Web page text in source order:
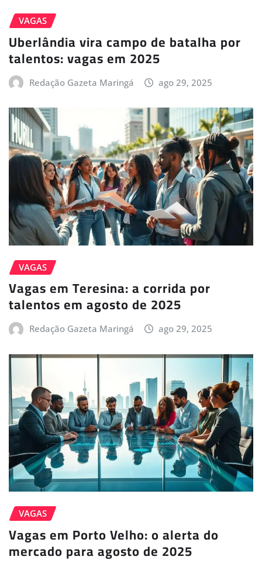
VAGAS
Uberlândia vira campo de batalha por
talentos: vagas em 2025
Redação Gazeta Maringá ago 29, 2025
VAGAS
Vagas em Teresina: a corrida por
talentos em agosto de 2025
Redação Gazeta Maringá ago 29, 2025
VAGAS
Vagas em Porto Velho: o alerta do
mercado para agosto de 2025